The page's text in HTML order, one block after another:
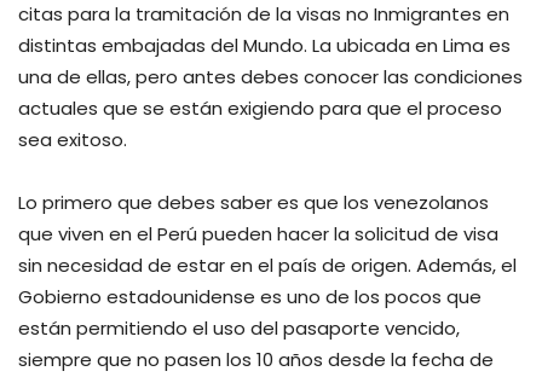
citas para la tramitación de la visas no Inmigrantes en
distintas embajadas del Mundo. La ubicada en Lima es
una de ellas, pero antes debes conocer las condiciones
actuales que se están exigiendo para que el proceso
sea exitoso.
Lo primero que debes saber es que los venezolanos
que viven en el Perú pueden hacer la solicitud de visa
sin necesidad de estar en el país de origen. Además, el
Gobierno estadounidense es uno de los pocos que
están permitiendo el uso del pasaporte vencido,
siempre que no pasen los 10 años desde la fecha de